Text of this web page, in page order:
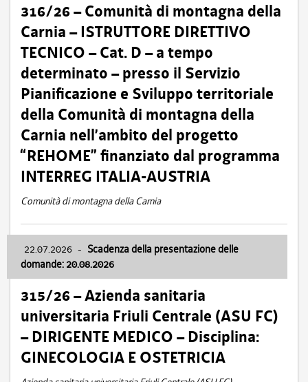
316/26 – Comunità di montagna della
Carnia – ISTRUTTORE DIRETTIVO
TECNICO – Cat. D – a tempo
determinato – presso il Servizio
Pianificazione e Sviluppo territoriale
della Comunità di montagna della
Carnia nell’ambito del progetto
“REHOME” finanziato dal programma
INTERREG ITALIA-AUSTRIA
Comunità di montagna della Carnia
22.07.2026 - Scadenza della presentazione delle
domande: 20.08.2026
315/26 – Azienda sanitaria
universitaria Friuli Centrale (ASU FC)
– DIRIGENTE MEDICO – Disciplina:
GINECOLOGIA E OSTETRICIA